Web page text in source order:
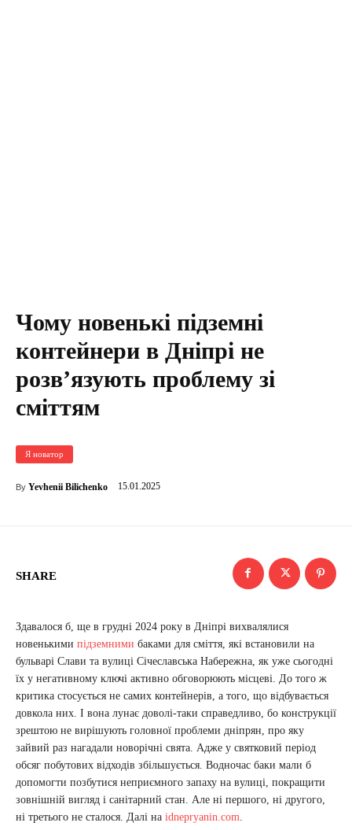
Чому новенькі підземні
контейнери в Дніпрі не
розвʼязують проблему зі
сміттям
Я новатор
By Yevhenii Bilichenko 15.01.2025
SHARE
Здавалося б, ще в грудні 2024 року в Дніпрі вихвалялися
новенькими підземними баками для сміття, які встановили на
бульварі Слави та вулиці Січеславська Набережна, як уже сьогодні
їх у негативному ключі активно обговорюють місцеві. До того ж
критика стосується не самих контейнерів, а того, що відбувається
довкола них. І вона лунає доволі-таки справедливо, бо конструкції
зрештою не вирішують головної проблеми дніпрян, про яку
зайвий раз нагадали новорічні свята. Адже у святковий період
обсяг побутових відходів збільшується. Водночас баки мали б
допомогти позбутися неприємного запаху на вулиці, покращити
зовнішній вигляд і санітарний стан. Але ні першого, ні другого,
ні третього не сталося. Далі на idnepryanin.com